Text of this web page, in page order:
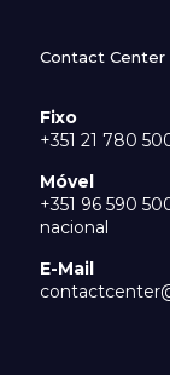
Contact Center
Fixo
+351 21 780
Móvel
+351 96 590
nacional
E-Mail